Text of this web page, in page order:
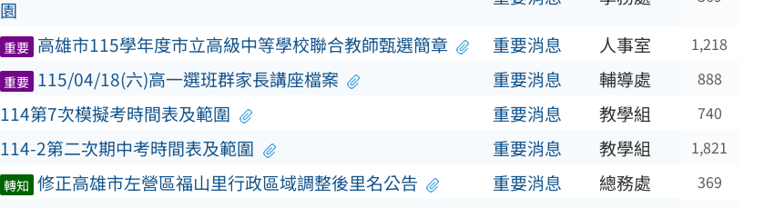
園
重要 高雄市115學年度市立高級中等學校聯合教師甄選簡章 重要消息 人事室 1,218
重要 115/04/18(六)高一選班群家長講座檔案 重要消息 輔導處 888
114第7次模擬考時間表及範圍 重要消息 教學組 740
114-2第二次期中考時間表及範圍 重要消息 教學組 1,821
轉知 修正高雄市左營區福山里行政區域調整後里名公告 重要消息 總務處 369